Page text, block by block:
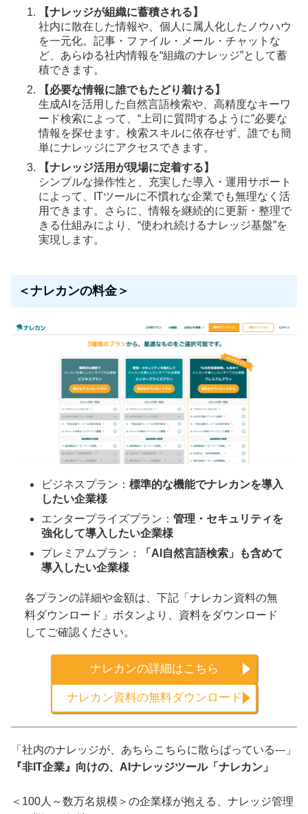
【ナレッジが組織に蓄積される】
社内に散在した情報や、個人に属人化したノウハウ
を一元化。記事・ファイル・メール・チャットな
ど、あらゆる社内情報を“組織のナレッジ”として蓄
積できます。
【必要な情報に誰でもたどり着ける】
生成AIを活用した自然言語検索や、高精度なキーワ
ード検索によって、“上司に質問するように”必要な
情報を探せます。検索スキルに依存せず、誰でも簡
単にナレッジにアクセスできます。
【ナレッジ活用が現場に定着する】
シンプルな操作性と、充実した導入・運用サポート
によって、ITツールに不慣れな企業でも無理なく活
用できます。さらに、情報を継続的に更新・整理で
きる仕組みにより、“使われ続けるナレッジ基盤”を
実現します。
＜ナレカンの料金＞
ビジネスプラン： 標準的な機能でナレカンを導入
したい企業様
エンタープライズプラン： 管理・セキュリティを
強化して導入したい企業様
プレミアムプラン：
「AI自然言語検索」も含めて
導入したい企業様
各プランの詳細や金額は、下記「ナレカン資料の無
料ダウンロード」ボタンより、資料をダウンロード
してご確認ください。
ナレカンの詳細はこちら
ナレカン資料の無料ダウンロード
「社内のナレッジが、あちらこちらに散らばっている---」
『非IT企業』向けの、AIナレッジツール「ナレカン」
＜100人～数万名規模＞の企業様が抱える、ナレッジ管理